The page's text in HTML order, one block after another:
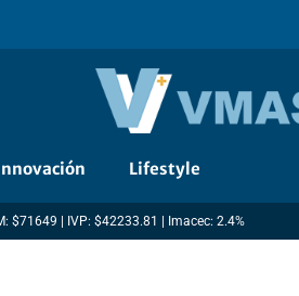
Lifestyle
$71649 | IVP: $42233.81 | Imacec: 2.4%